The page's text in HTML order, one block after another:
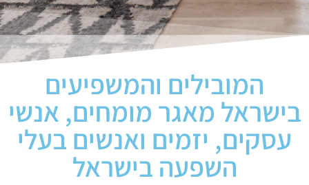
המובילים והמשפיעים
בישראל מאגר מומחים, אנשי
עסקים, יזמים ואנשים בעלי
השפעה בישראל